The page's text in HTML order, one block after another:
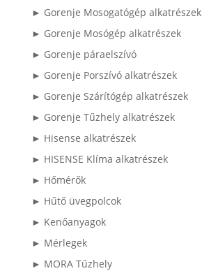
► Gorenje Mosogatógép alkatrészek
► Gorenje Mosógép alkatrészek
► Gorenje páraelszívó
► Gorenje Porszívó alkatrészek
► Gorenje Szárítógép alkatrészek
► Gorenje Tűzhely alkatrészek
► Hisense alkatrészek
► HISENSE Klíma alkatrészek
► Hőmérők
► Hűtő üvegpolcok
► Kenőanyagok
► Mérlegek
► MORA Tűzhely